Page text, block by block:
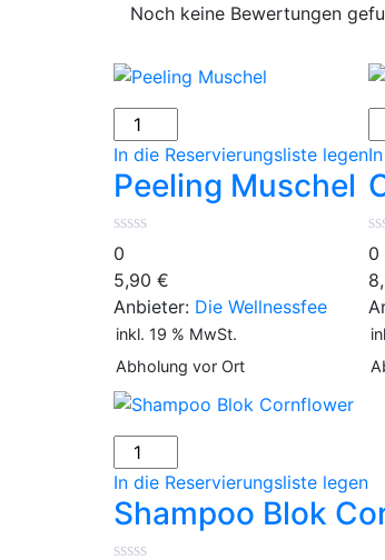
Noch keine Bewertungen
Peeling
Muschel
Menge
In die Reservierungsliste legen
Peeling Muschel
0
5,90 €
Anbieter: Die Wellnessfee
inkl. 19 % MwSt.
Abholung vor Ort
0
Shampoo
Blok
Cornflower
Menge
In die Reservierungsliste legen
Shampoo Blok